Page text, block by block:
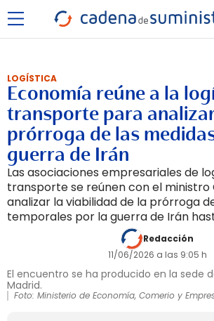
LOGÍSTICA
Economía reúne a la
transporte para
prórroga de las
guerra de Irán
Las asociaciones empresariales de
transporte se reúnen con el ministro
analizar la viabilidad de la prórroga
temporales por la guerra de Irán
Redacción
11/06/2026 a las 9:05 h
El encuentro se ha producido en la sede
Madrid.
Foto: Ministerio de Economía, Comerio y